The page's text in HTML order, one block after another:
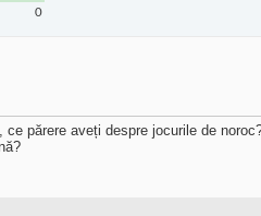
0
ce părere aveți despre jocurile de